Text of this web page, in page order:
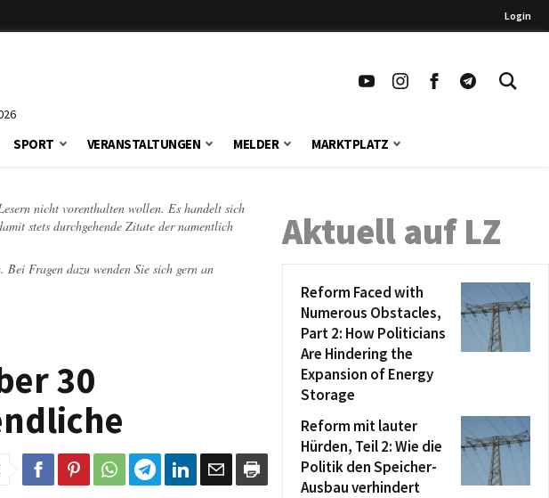
Login
SPORT VERANSTALTUNGEN MELDER MARKTPLATZ
nicht vorenthalten wollen. Es handelt sich
stets durchgehende Zitate der namentlich
Fragen dazu wenden Sie sich gern an
30
Aktuell auf LZ
Reform Faced with
Numerous Obstacles,
Part 2: How Politicians
Are Hindering the
Expansion of Energy
Storage
Reform mit lauter
Hürden, Teil 2: Wie die
Politik den Speicher-
Ausbau verhindert